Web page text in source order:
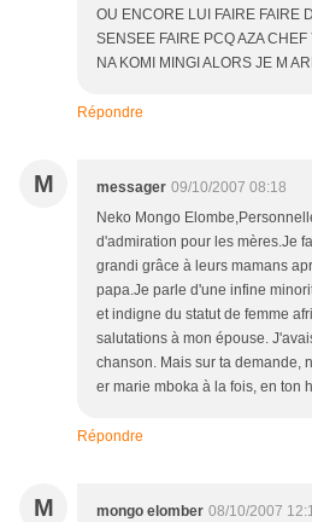
OU ENCORE LUI FAIRE FAIRE
SENSEE FAIRE PCQ AZA CHEF
NA KOMI MINGI ALORS JE M
Répondre
M messager 09/10/2007 08:18
Neko Mongo
d'admiration pour les mères.Je
grandi grâce à leurs mamans
papa.Je parle d'une infine
et indigne du statut de femme
salutations à mon épouse.
chanson. Mais sur ta demande,
er marie mboka à la fois, en ton
Répondre
M mongo elomber 08/10/2007